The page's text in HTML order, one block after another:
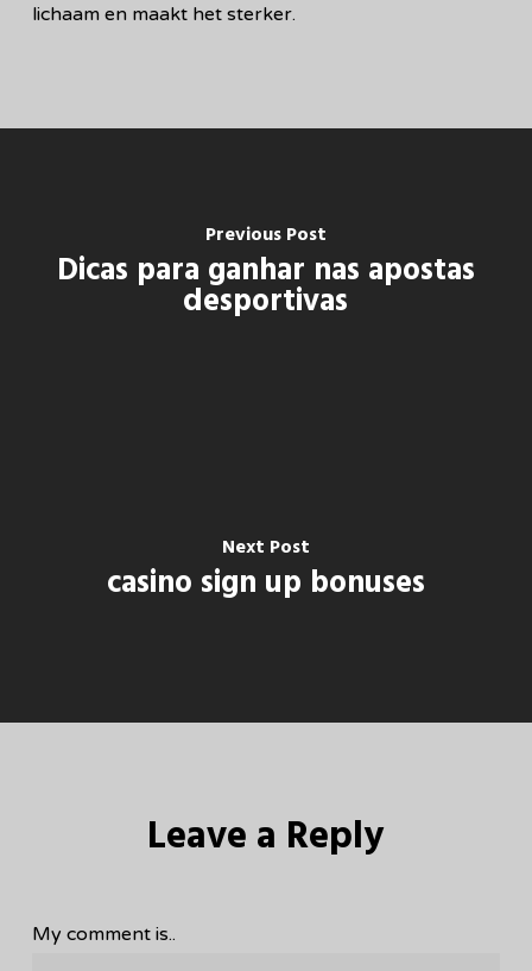
lichaam en maakt het sterker.
Previous Post
Dicas para ganhar nas apostas
desportivas
Next Post
casino sign up bonuses
Leave a Reply
My comment is..